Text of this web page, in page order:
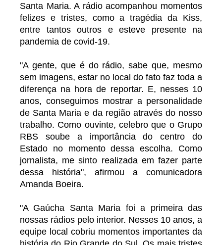
Santa Maria. A rádio acompanhou momentos
felizes e tristes, como a tragédia da Kiss,
entre tantos outros e esteve presente na
pandemia de covid-19.
"A gente, que é do rádio, sabe que, mesmo
sem imagens, estar no local do fato faz toda a
diferença na hora de reportar. E, nesses 10
anos, conseguimos mostrar a personalidade
de Santa Maria e da região através do nosso
trabalho. Como ouvinte, celebro que o Grupo
RBS soube a importância do centro do
Estado no momento dessa escolha. Como
jornalista, me sinto realizada em fazer parte
dessa história", afirmou a comunicadora
Amanda Boeira.
"A Gaúcha Santa Maria foi a primeira das
nossas rádios pelo interior. Nesses 10 anos, a
equipe local cobriu momentos importantes da